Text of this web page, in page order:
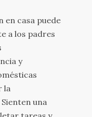
en casa puede
a los padres
y
la
una